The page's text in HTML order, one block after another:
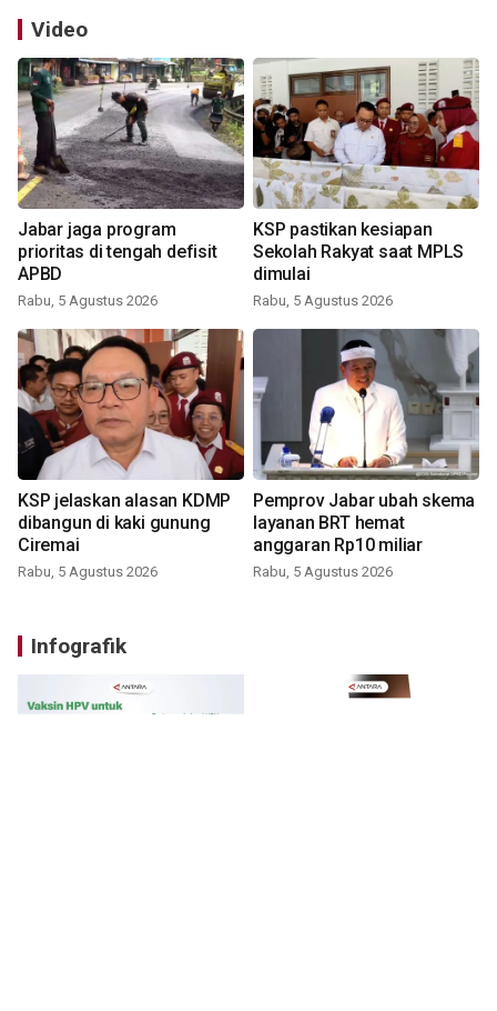
Video
Jabar jaga program
prioritas di tengah defisit
APBD
Rabu, 5 Agustus 2026
KSP pastikan kesiapan
Sekolah Rakyat saat MPLS
dimulai
Rabu, 5 Agustus 2026
KSP jelaskan alasan KDMP
dibangun di kaki gunung
Ciremai
Rabu, 5 Agustus 2026
Pemprov Jabar ubah skema
layanan BRT hemat
anggaran Rp10 miliar
Rabu, 5 Agustus 2026
Infografik